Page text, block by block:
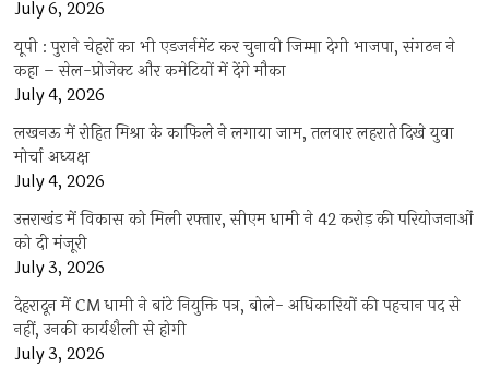
July 6, 2026
यूपी : पुराने चेहरों का भी एडजर्नमेंट कर चुनावी जिम्मा देगी भाजपा, संगठन ने
कहा – सेल-प्रोजेक्ट और कमेटियों में देंगे मौका
July 4, 2026
लखनऊ में रोहित मिश्रा के काफिले ने लगाया जाम, तलवार लहराते दिखे युवा
मोर्चा अध्यक्ष
July 4, 2026
उत्तराखंड में विकास को मिली रफ्तार, सीएम धामी ने 42 करोड़ की परियोजनाओं
को दी मंजूरी
July 3, 2026
देहरादून में CM धामी ने बांटे नियुक्ति पत्र, बोले- अधिकारियों की पहचान पद से
नहीं, उनकी कार्यशैली से होगी
July 3, 2026